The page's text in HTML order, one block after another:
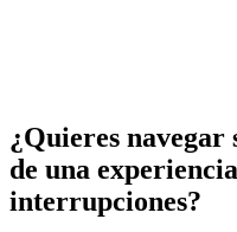
¿Quieres
de una
interrupciones?